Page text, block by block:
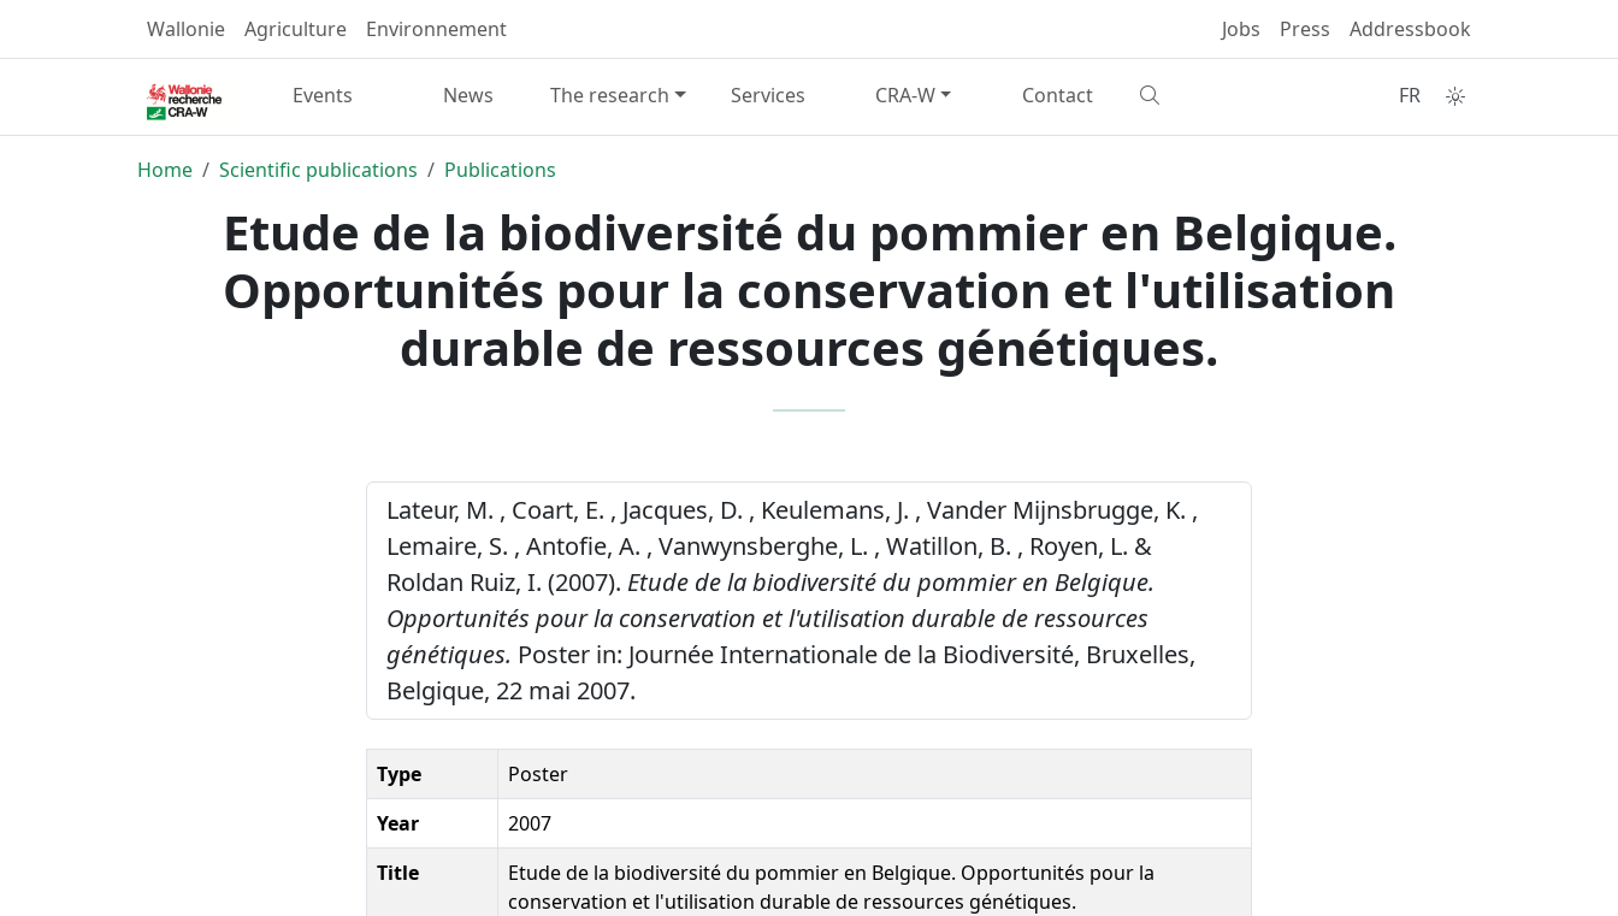
Wallonie Agriculture Environnement Jobs Press Addressbook
Events News The research Services CRA-W Contact FR
Home Scientific publications Publications
Etude de la biodiversité du pommier en Belgique.
Opportunités pour la conservation et l'utilisation
durable de ressources génétiques.
Lateur, M. , Coart, E. , Jacques, D. , Keulemans, J. , Vander Mijnsbrugge, K. ,
Lemaire, S. , Antofie, A. , Vanwynsberghe, L. , Watillon, B. , Royen, L. &
Roldan Ruiz, I. (2007). Etude de la biodiversité du pommier en Belgique.
Opportunités pour la conservation et l'utilisation durable de ressources
génétiques. Poster in: Journée Internationale de la Biodiversité, Bruxelles,
Belgique, 22 mai 2007.
Type
Poster
Year
2007
Title
Etude de la biodiversité du pommier en Belgique. Opportunités pour la
conservation et l'utilisation durable de ressources génétiques.